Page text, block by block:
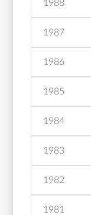
1988
1987
1986
1985
1984
1983
1982
1981